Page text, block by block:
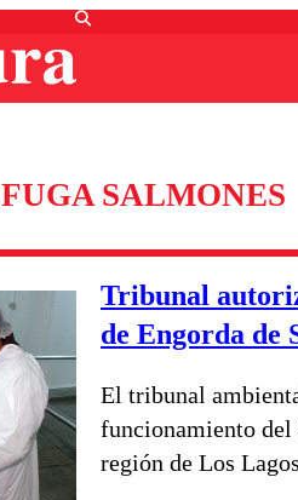
FUGA SALMONES
Tribunal
de Engorda de
El tribunal
funcionamiento del
región de Los